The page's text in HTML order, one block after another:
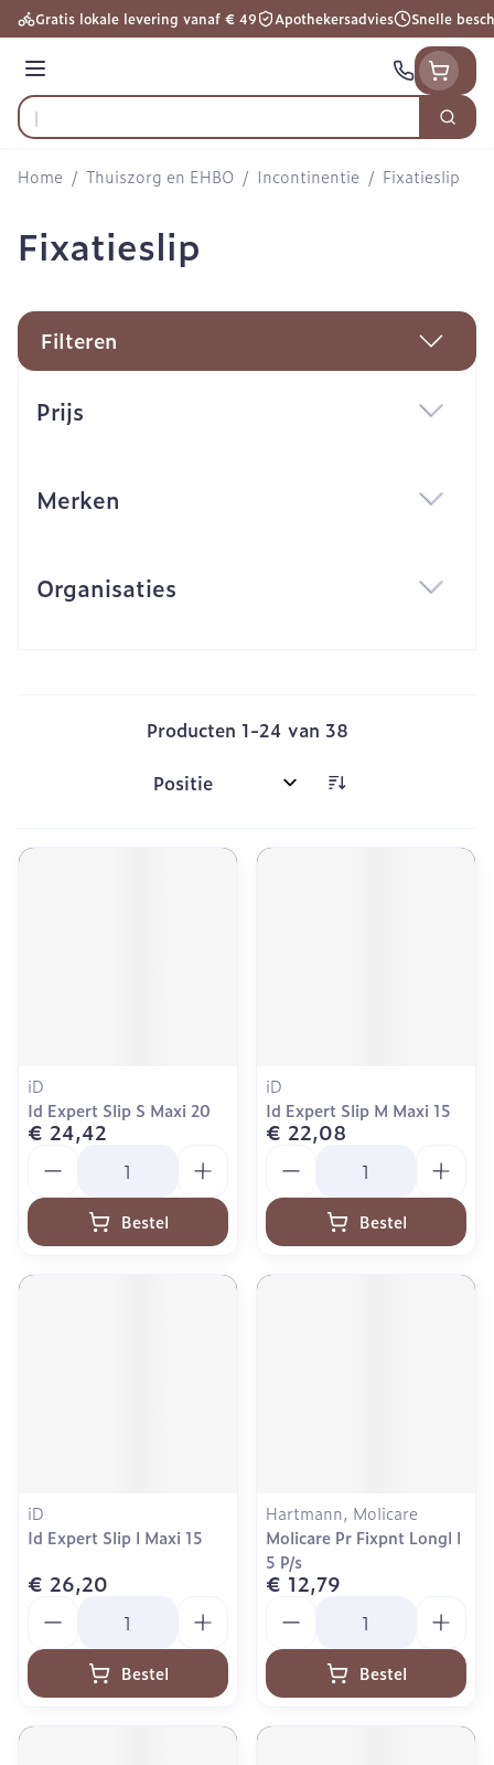
Ga naar de inhoud
Gratis lokale levering vanaf € 49 Apothekersadvies Snelle
Menu
Product, merk, categorie...
Zoek
Home / Thuiszorg en EHBO / Incontinentie / Fixatieslip
Fixatieslip
Filteren
Prijs
Merken
Organisaties
Producten 1-24 van 38
Sorteer op:
iD
Id Expert Slip S Maxi 20
€ 24,42
Bestel
iD
Id Expert Slip M Maxi 15
€ 22,08
Bestel
iD
Id Expert Slip l Maxi 15
€ 26,20
Bestel
Hartmann, Molicare
Molicare Pr Fixpnt Longl l
5 P/s
€ 12,79
Bestel